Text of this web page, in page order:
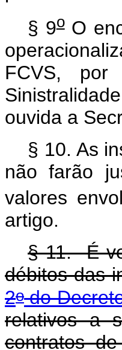
§ 9oO
FCVS,
ouvida a
§ 10. As
não farão
valores
artigo.
§ 11. É
débitos das
2odo
relativos a
contratos